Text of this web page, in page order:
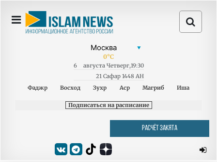
0°C
6 августа Четверг,19:30
21 Сафар 1448 AH
Фаджр
Восход Зухр Аср Магриб Иша
Подписаться на расписание
РАСЧЁТ ЗАКЯТА